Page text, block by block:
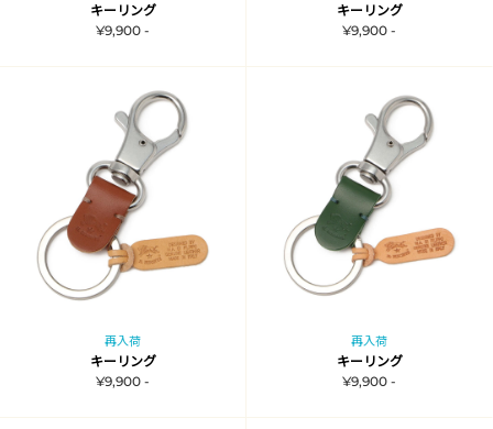
キーリング
¥9,900 -
キーリング
¥9,900 -
再入荷
キーリング
¥9,900 -
再入荷
キーリング
¥9,900 -